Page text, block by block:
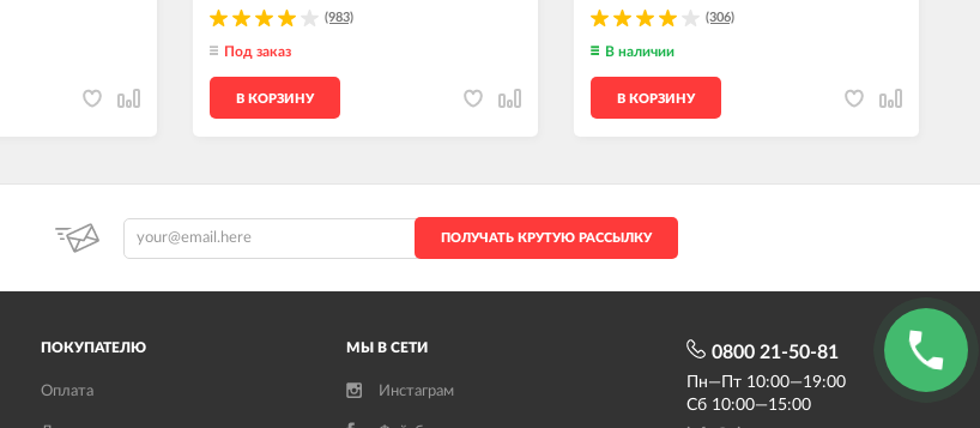
(983)
Под заказ
В КОРЗИНУ
(306)
В наличии
В КОРЗИНУ
ПОЛУЧАТЬ КРУТУЮ РАССЫЛКУ
ПОКУПАТЕЛЮ
Оплата
МЫ В СЕТИ
Инстаграм
0800 21-50-81
Пн—Пт 10:00—19:00
Сб 10:00—15:00